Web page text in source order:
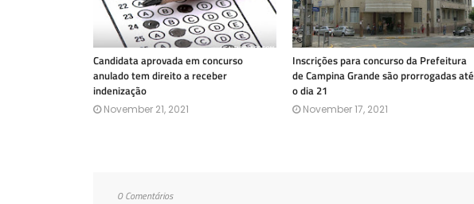
Candidata aprovada em concurso
anulado tem direito a receber
indenização
November 21, 2021
Inscrições para concurso da Prefeitura
de Campina Grande são prorrogadas até
o dia 21
November 17, 2021
0 Comentários